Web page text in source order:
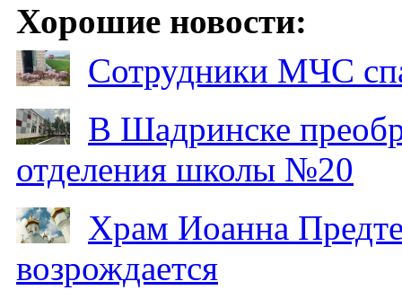
Хорошие новости:
Сотрудники МЧС
В Шадринске
отделения школы №20
Храм Иоанна
возрождается